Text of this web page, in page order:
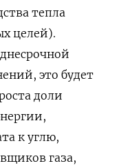
тепла
целей).
это будет
доли
к углю,
газа,